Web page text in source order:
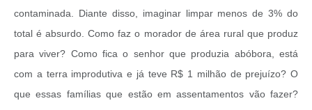
contaminada. Diante disso, imaginar limpar menos de 3% do
total é absurdo. Como faz o morador de área rural que produz
para viver? Como fica o senhor que produzia abóbora, está
com a terra improdutiva e já teve R$ 1 milhão de prejuízo? O
que essas famílias que estão em assentamentos vão fazer?